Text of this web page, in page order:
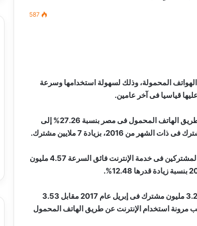
587
المحمولة، وذلك لسهولة استخدامها وسرعة
قياسيا فى آخر عامين.
وفى الإطار نفسه ارتفع عدد المشتركين فى خدمات الإنترنت عن طريق الهاتف المحمول فى مصر بنسبة 27.26% إلى
وبحسب بيانات الجاهز المركزى للتعبئة العامة والإحصاء، بلغ عدد المشتركين فى خدمة الإنترنت فائق السرعة 4.57 مليون
وانخفض عدد مشتركى الإنترنت من خلال الـUSB Modem إلى 3.29 مليون مشترك فى إبريل عام 2017 مقابل 3.53
فى إبريل 2016 بنسبة انخفاض قدرها 6.80% بسبب مرونة استخدام الإنترنت عن طريق الهاتف المحمول
…. يكتب
21
سيف
الدين
….
ميلاد
جديدمصطفى كامل سيف الدين …. يكتب
ميلاد جديد